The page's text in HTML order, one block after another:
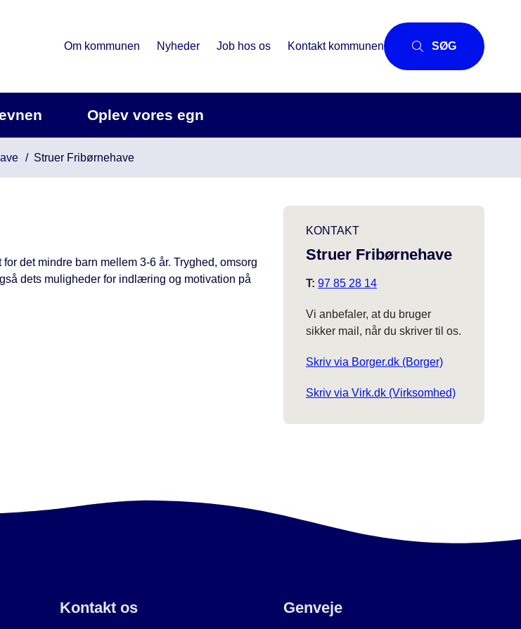
Om kommunen Nyheder Job hos os Kontakt kommunen SØG
Oplev vores egn
Struer Fribørnehave
det mindre barn mellem 3-6 år. Tryghed, omsorg
dets muligheder for indlæring og motivation på
KONTAKT
Struer Fribørnehave
T: 97 85 28 14
Vi anbefaler, at du bruger
sikker mail, når du skriver til os.
Skriv via Borger.dk (Borger)
Skriv via Virk.dk (Virksomhed)
Kontakt os Genveje